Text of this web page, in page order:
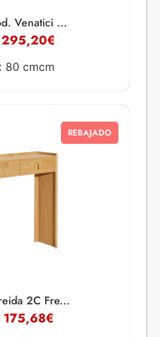
Venatici ...
295,20€
80 cmcm
REBAJADO
2C Fre...
175,68€